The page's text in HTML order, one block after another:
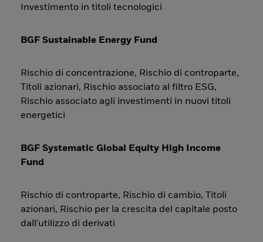
Investimento in titoli tecnologici
BGF Sustainable Energy Fund
Rischio di concentrazione, Rischio di controparte,
Titoli azionari, Rischio associato al filtro ESG,
Rischio associato agli investimenti in nuovi titoli
energetici
BGF Systematic Global Equity High Income
Fund
Rischio di controparte, Rischio di cambio, Titoli
azionari, Rischio per la crescita del capitale posto
dall'utilizzo di derivati